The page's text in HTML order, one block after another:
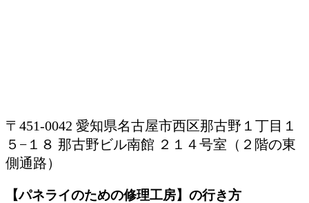
〒451-0042 愛知県名古屋市西区那古野１丁目１
５−１８ 那古野ビル南館 ２１４号室（２階の東
側通路）
【パネライのための修理工房】の行き方